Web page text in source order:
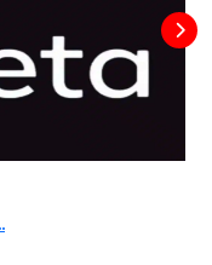
बड़ी उपलब्धि,...